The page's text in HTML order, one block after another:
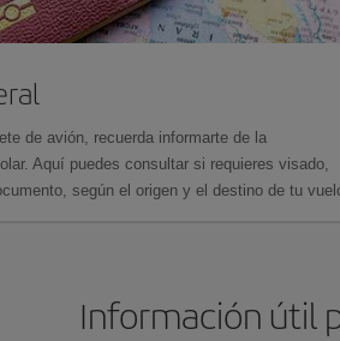
de avión, recuerda informarte de la
Aquí puedes consultar si requieres visado,
según el origen y el destino de tu
Información útil